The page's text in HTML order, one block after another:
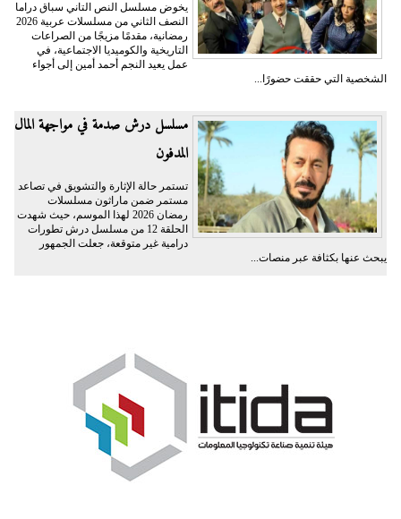
يخوض مسلسل النص التاني سباق دراما
النصف الثاني من مسلسلات عربية 2026
رمضانية، مقدمًا مزيجًا من الصراعات
التاريخية والكوميديا الاجتماعية، في
عمل يعيد النجم أحمد أمين إلى أجواء
الشخصية التي حققت حضورًا...
مسلسل درش صدمة في مواجهة المال
المدفون
تستمر حالة الإثارة والتشويق في تصاعد
مستمر ضمن ماراثون مسلسلات
رمضان 2026 لهذا الموسم، حيث شهدت
الحلقة 12 من مسلسل درش تطورات
درامية غير متوقعة، جعلت الجمهور
يبحث عنها بكثافة عبر منصات...